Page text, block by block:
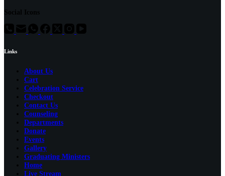
Social Icons
Links
About Us
Cart
Celebration Service
Checkout
Contact Us
Counseling
Departments
Donate
Events
Gallery
Graduating Ministers
Home
Live Stream